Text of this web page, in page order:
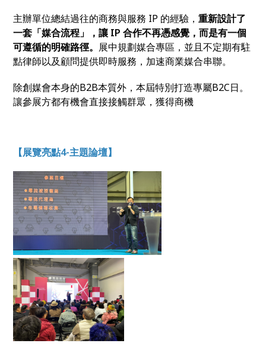
主辦單位總結過往的商務與服務 IP 的經驗，重新設計了
一套「媒合流程」，讓 IP 合作不再憑感覺，而是有一個
可遵循的明確路徑。 展中規劃媒合專區，並且不定期有駐
點律師以及顧問提供即時服務，加速商業媒合串聯。
除創媒會本身的B2B本質外，本屆特別打造專屬B2C日。
讓參展方都有機會直接接觸群眾，獲得商機
【展覽亮點4-主題論壇】